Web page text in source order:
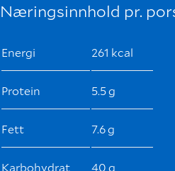
Næringsinnhold pr.
Energi 261 kcal
Protein 5.5 g
Fett 7.6 g
Karbohydrat 40 g